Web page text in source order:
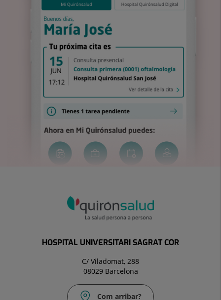
HOSPITAL UNIVERSITARI SAGRAT COR
C/ Viladomat, 288
08029 Barcelona
Com arribar?